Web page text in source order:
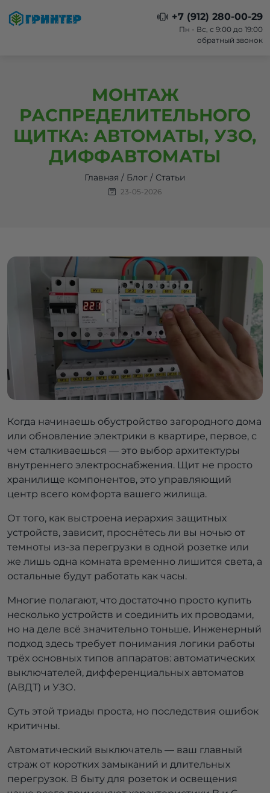
+7 (912) 280-00-29
Пн - Вс, с 9:00 до 19:00
обратный звонок
МОНТАЖ
РАСПРЕДЕЛИТЕЛЬНОГО
ЩИТКА: АВТОМАТЫ, УЗО,
ДИФФАВТОМАТЫ
Главная / Блог / Статьи
23-05-2026
Когда начинаешь обустройство загородного дома
или обновление электрики в квартире, первое, с
чем сталкиваешься — это выбор архитектуры
внутреннего электроснабжения. Щит не просто
хранилище компонентов, это управляющий
центр всего комфорта вашего жилища.
От того, как выстроена иерархия защитных
устройств, зависит, проснётесь ли вы ночью от
темноты из-за перегрузки в одной розетке или
же лишь одна комната временно лишится света, а
остальные будут работать как часы.
Многие полагают, что достаточно просто купить
несколько устройств и соединить их проводами,
но на деле всё значительно тоньше. Инженерный
подход здесь требует понимания логики работы
трёх основных типов аппаратов: автоматических
выключателей, дифференциальных автоматов
(АВДТ) и УЗО.
Суть этой триады проста, но последствия ошибок
критичны.
Автоматический выключатель — ваш главный
страж от коротких замыканий и длительных
перегрузок. В быту для розеток и освещения